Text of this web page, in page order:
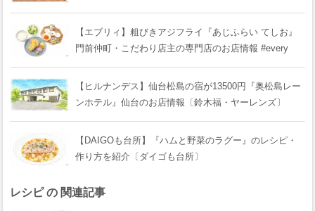
【エブリィ】粗びきアジフライ『あじふらい てしお』
門前仲町・こだわり店主の専門店のお店情報 #every
【ヒルナンデス】仙台松島の宿が13500円『奥松島レー
ンホテル』仙台のお店情報〔鈴木福・ヤーレンズ〕
【DAIGOも台所】『ハムと野菜のラグー』のレシピ・
作り方を紹介〔ダイゴも台所〕
レシピ の 関連記事